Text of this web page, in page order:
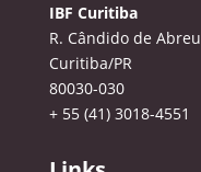
IBF Curitiba
R. Cândido de
Curitiba/PR
80030-030
+ 55 (41) 3018-4551